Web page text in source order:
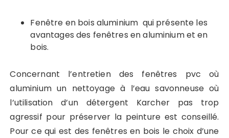
Fenêtre en bois aluminium qui présente les
avantages des fenêtres en aluminium et en
bois.
Concernant l’entretien des fenêtres pvc où
aluminium un nettoyage à l’eau savonneuse où
l’utilisation d’un détergent Karcher pas trop
agressif pour préserver la peinture est conseillé.
Pour ce qui est des fenêtres en bois le choix d’une